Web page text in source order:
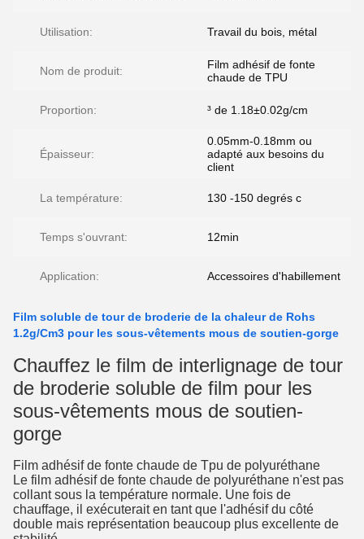
Utilisation: Travail du bois, métal
Nom de produit:
Film adhésif de fonte
chaude de TPU
Proportion: ³ de 1.18±0.02g/cm
Épaisseur:
0.05mm-0.18mm ou
adapté aux besoins du
client
La température: 130 -150 degrés c
Temps s'ouvrant: 12min
Application: Accessoires d'habillement
Film soluble de tour de broderie de la chaleur de Rohs
1.2g/Cm3 pour les sous-vêtements mous de soutien-gorge
Chauffez le film de interlignage de tour
de broderie soluble de film pour les
sous-vêtements mous de soutien-
gorge
Film adhésif de fonte chaude de Tpu de polyuréthane
Le film adhésif de fonte chaude de polyuréthane n'est pas
collant sous la température normale. Une fois de
chauffage, il exécuterait en tant que l'adhésif du côté
double mais représentation beaucoup plus excellente de